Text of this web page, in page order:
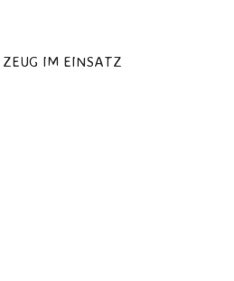
ZEUG IM EINSATZ